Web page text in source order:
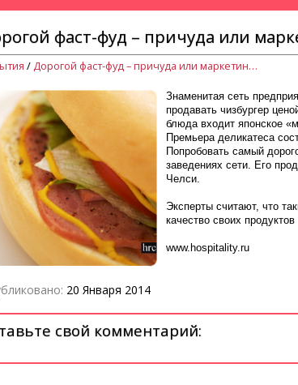
фаст-фуд – причуда или
/ Дорогой фаст-фуд – причуда или маркетинговый ход?
Знаменитая сеть
продавать чизбургер
блюда входит японское
Премьера деликатеса
Попробовать самый
заведениях сети. Его
Челси.
Эксперты считают, что
качество своих
www.hospitality.ru
20 Января 2014
свой комментарий: